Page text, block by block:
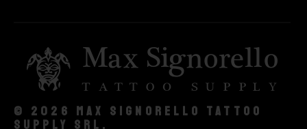
© 2026 Max Signorello Tattoo
supply srl.